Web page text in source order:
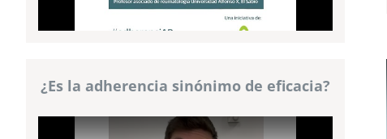
¿Es la adherencia sinónimo de eficacia?